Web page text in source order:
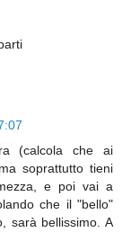
(calcola che ai
soprattutto tieni
e poi vai a
che il "bello"
sarà bellissimo. A